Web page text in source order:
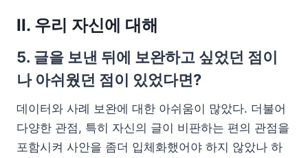
II. 우리 자신에 대해
5. 글을 보낸 뒤에 보완하고 싶었던 점이
나 아쉬웠던 점이 있었다면?
데이터와 사례 보완에 대한 아쉬움이 많았다. 더불어
다양한 관점, 특히 자신의 글이 비판하는 편의 관점을
포함시켜 사안을 좀더 입체화했어야 하지 않았나 하